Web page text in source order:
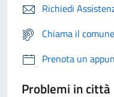
Richiedi
Chiama il
Prenota un
Problemi in città